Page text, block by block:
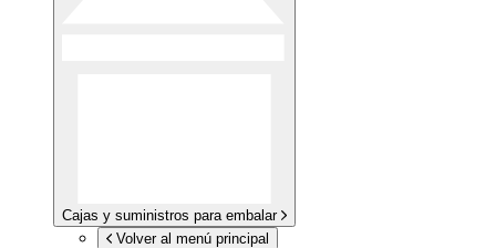
Cajas y suministros para embalar
Volver al menú principal